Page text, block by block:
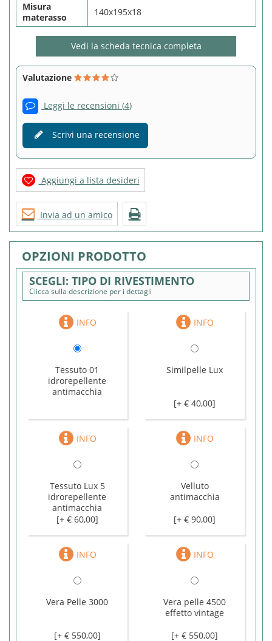
Misura
materasso
140x195x18
Vedi la scheda tecnica completa
Valutazione
Leggi le recensioni (4)
Scrivi una recensione
Aggiungi a lista desideri
Invia ad un amico
OPZIONI PRODOTTO
TIPO DI RIVESTIMENTO
Clicca sulla descrizione per i dettagli
Tessuto 01
idrorepellente
antimacchia
Similpelle Lux
[+ € 40,00]
Tessuto Lux 5
idrorepellente
antimacchia
[+ € 60,00]
Velluto
antimacchia
[+ € 90,00]
Vera Pelle 3000
[+ € 550,00]
Vera pelle 4500
effetto vintage
[+ € 550,00]